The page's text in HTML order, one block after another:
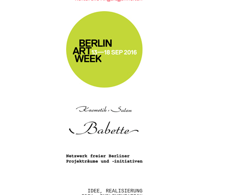
IDEE, REALISIERUNG
IDEA, IMPLEMENTATION
Netzwerk freier Berliner
ORGANISATION/ORGANISATION
(Kunstverein Neukölln)